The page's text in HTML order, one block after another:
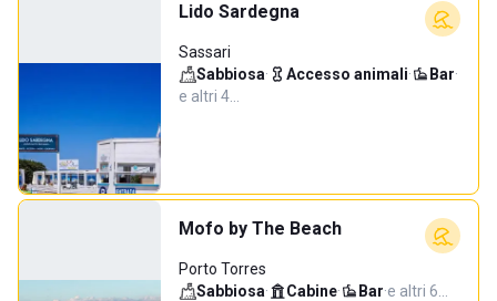
Lido Sardegna
Sassari
Sabbiosa· Accesso animali· Bar·
e altri 4…
Mofo by The Beach
Porto Torres
Sabbiosa· Cabine· Bar·e altri 6…